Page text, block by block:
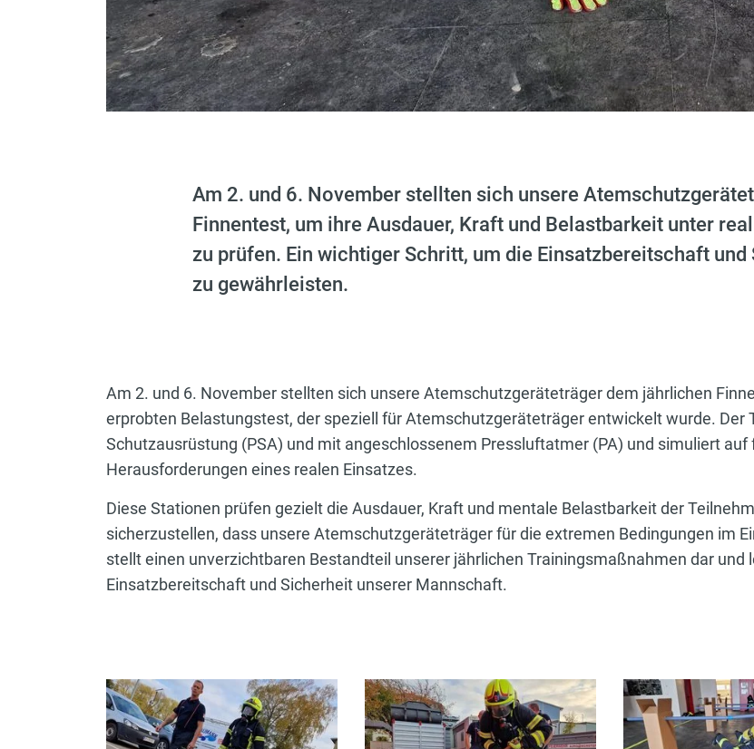
Am 2. und 6. November stellten sich unsere
Finnentest, um ihre Ausdauer, Kraft und Belastbarkeit unter
zu prüfen. Ein wichtiger Schritt, um die Einsatzbereitschaft
zu gewährleisten.
Am 2. und 6. November stellten sich unsere Atemschutzgeräteträger dem jährlichen
erprobten Belastungstest, der speziell für Atemschutzgeräteträger entwickelt wurde. Der
Schutzausrüstung (PSA) und mit angeschlossenem Pressluftatmer (PA) und simuliert
Herausforderungen eines realen Einsatzes.
Diese Stationen prüfen gezielt die Ausdauer, Kraft und mentale Belastbarkeit der
sicherzustellen, dass unsere Atemschutzgeräteträger für die extremen Bedingungen im
stellt einen unverzichtbaren Bestandteil unserer jährlichen Trainingsmaßnahmen dar
Einsatzbereitschaft und Sicherheit unserer Mannschaft.